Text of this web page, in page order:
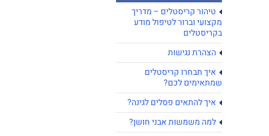
טיהור קריסטלים – מדריך
מקצועי וברור לטיפול מודע
בקריסטלים
הצהרת נגישות
איך תבחרו קריסטלים
שמתאימים לכם?
איך להתאים פסלים לגינה?
למה משמשות אבני חושן?